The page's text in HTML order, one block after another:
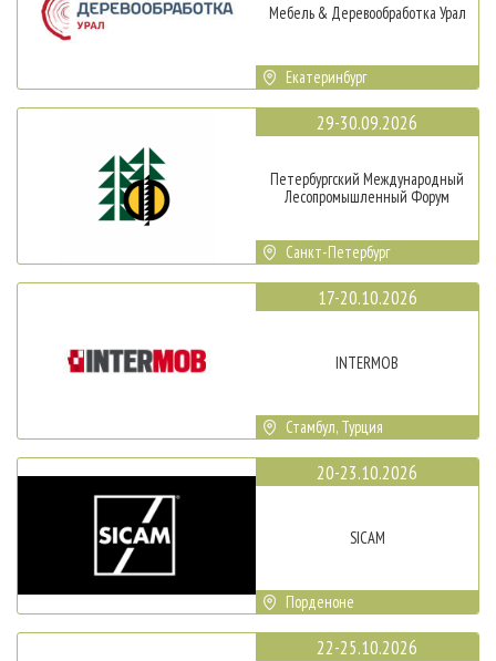
Мебель & Деревообработка Урал
Екатеринбург
29-30.09.2026
Петербургский Международный
Лесопромышленный Форум
Санкт-Петербург
17-20.10.2026
INTERMOB
Стамбул, Турция
20-23.10.2026
SICAM
Порденоне
22-25.10.2026